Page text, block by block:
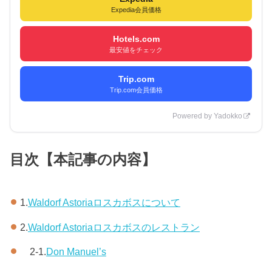
Expedia会員価格
Hotels.com
最安値をチェック
Trip.com
Trip.com会員価格
Powered by Yadokko
目次【本記事の内容】
1.Waldorf Astoriaロスカボスについて
2.Waldorf Astoriaロスカボスのレストラン
2-1.Don Manuel’s